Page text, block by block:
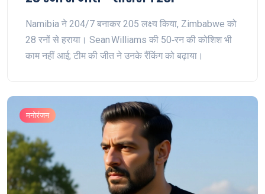
Namibia ने 204/7 बनाकर 205 लक्ष्य किया, Zimbabwe को
28 रनों से हराया। Sean Williams की 50‑रन की कोशिश भी
काम नहीं आई; टीम की जीत ने उनके रैंकिंग को बढ़ाया।
मनोरंजन